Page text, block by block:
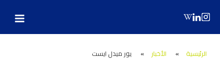
Menu
الرئيسية » الأخبار » يور ميدل ايست
navigation